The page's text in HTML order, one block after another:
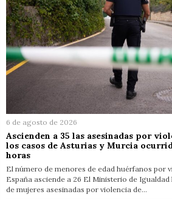
6 de agosto de 2026
Ascienden a 35 las asesinadas por
los casos de Asturias y Murcia
horas
El número de menores de edad huérfanos por
España asciende a 26 El Ministerio de
de mujeres asesinadas por violencia de…